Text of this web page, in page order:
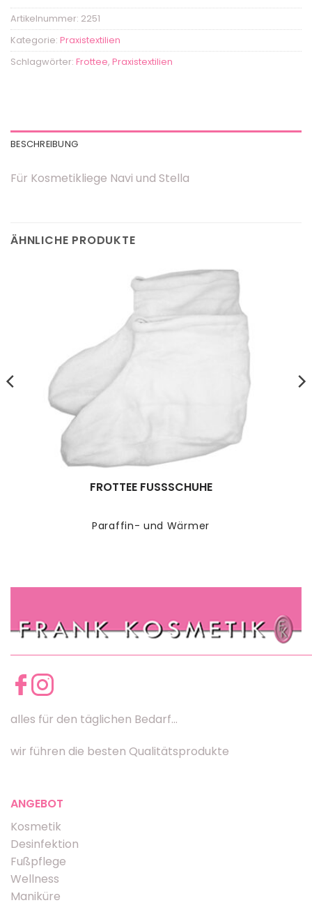
Artikelnummer: 2251
Kategorie: Praxistextilien
Schlagwörter: Frottee, Praxistextilien
BESCHREIBUNG
Für Kosmetikliege Navi und Stella
ÄHNLICHE PRODUKTE
Paraffin- und Wärmer
FROTTEE FUSSSCHUHE
alles für den täglichen Bedarf...
wir führen die besten Qualitätsprodukte
ANGEBOT
Kosmetik
Desinfektion
Fußpflege
Wellness
Maniküre